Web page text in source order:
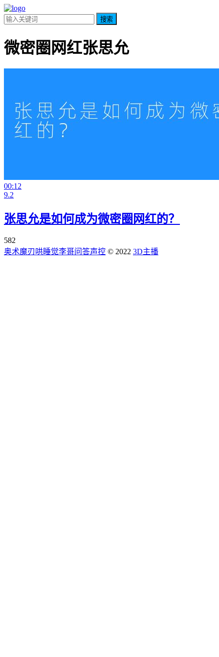
搜索
微密圈网红张思允
00:12
9.2
张思允是如何成为微密圈网红的？
582
奥术魔刃 哄睡觉李哥问答声控 © 2022 3D主播